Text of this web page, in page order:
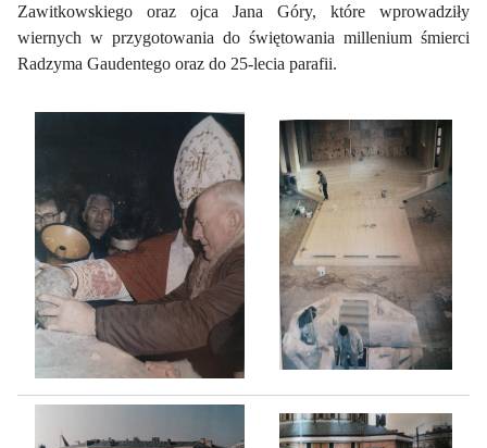
Zawitkowskiego oraz ojca Jana Góry, które wprowadziły
wiernych w przygotowania do świętowania millenium śmierci
Radzyma Gaudentego oraz do 25-lecia parafii.